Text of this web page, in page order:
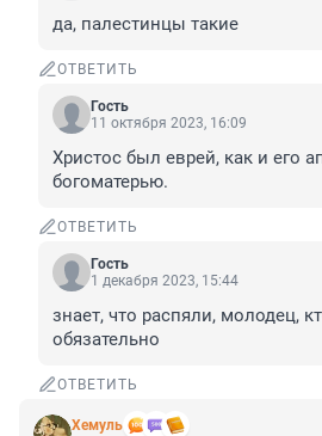
да, палестинцы такие
ОТВЕТИТЬ
Гость
11 октября 2023, 16:09
Христос был еврей, как и его
богоматерью.
ОТВЕТИТЬ
Гость
1 декабря 2023, 15:44
знает, что распяли, молодец,
обязательно
ОТВЕТИТЬ
Xемуль